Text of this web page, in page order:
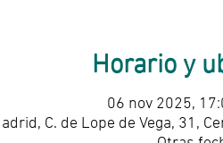
Horario y
06 nov 2025,
C. de Lope de Vega, 31,